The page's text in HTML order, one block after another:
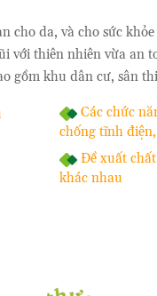
cho da, và cho sức
với thiên nhiên vừa an
gồm khu dân cư, sân
Các chức
chống tĩnh
Đề xuất chất
khác nhau